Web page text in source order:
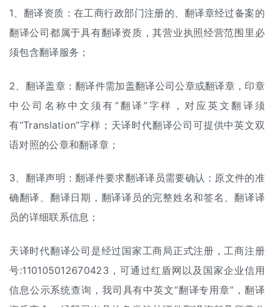
1、翻译资质：在工商行政部门注册的、翻译章经过备案的
翻译公司都属于具有翻译资质，其营业执照经营范围里必
须包含翻译服务；
2、翻译盖章：翻译件需加盖翻译公司公章或翻译章，印章
中公司名称中文须有“翻译”字样，对应英文翻译须
有“Translation”字样；天译时代翻译公司可提供中英文双
语对照的公章和翻译章；
3、翻译声明：翻译件要求翻译译员需要确认：原文件的准
确翻译、翻译日期，翻译译员的完整姓名和签名、翻译译
员的详细联系信息；
天译时代翻译公司是经过国家工商局正式注册，工商注册
号:110105012670423，可通过红盾网以及国家企业信用
信息公示系统查询，我司具有中英文“翻译专用章”，翻译